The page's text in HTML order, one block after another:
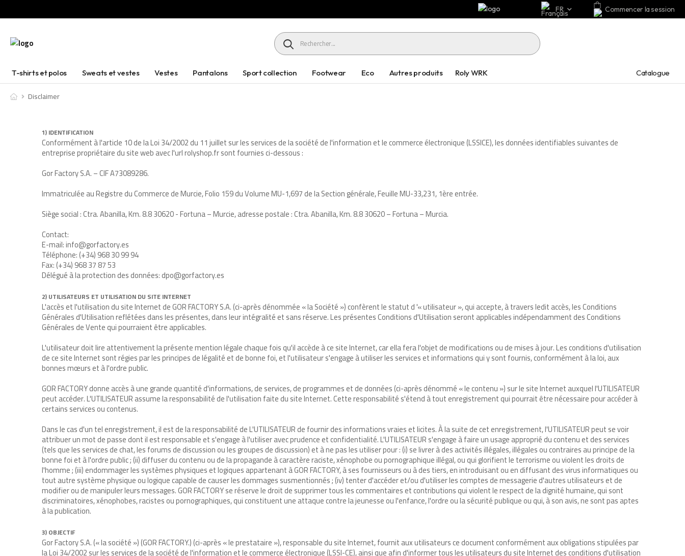
FR Commencer la session
HEADER SEARCH BUTTON
T-shirts et polos Sweats et vestes Vestes Pantalons Sport collection Footwear Eco Autres produits Roly WRK Catalogue
Disclaimer
1) IDENTIFICATION
Conformément à l'article 10 de la Loi 34/2002 du 11 juillet sur les services de la société de l'information et le commerce électronique (LSSICE), les données identifiables suivantes de
entreprise propriétaire du site web avec l'url rolyshop.fr sont fournies ci-dessous :
Gor Factory S.A. – CIF A73089286.
Immatriculée au Registre du Commerce de Murcie, Folio 159 du Volume MU-1,697 de la Section générale, Feuille MU-33,231, 1ère entrée.
Siège social : Ctra. Abanilla, Km. 8.8 30620 - Fortuna – Murcie, adresse postale : Ctra. Abanilla, Km. 8.8 30620 – Fortuna – Murcia.
Contact:
E-mail: info@gorfactory.es
Téléphone: (+34) 968 30 99 94
Fax: (+34) 968 37 87 53
Délégué à la protection des données: dpo@gorfactory.es
2) UTILISATEURS ET UTILISATION DU SITE INTERNET
L'accès et l'utilisation du site Internet de GOR FACTORY S.A. (ci-après dénommée « la Société ») confèrent le statut d '« utilisateur », qui accepte, à travers ledit accès, les Conditions
Générales d'Utilisation reflétées dans les présentes, dans leur intégralité et sans réserve. Les présentes Conditions d'Utilisation seront applicables indépendamment des Conditions
Générales de Vente qui pourraient être applicables.
L'utilisateur doit lire attentivement la présente mention légale chaque fois qu'il accède à ce site Internet, car ella fera l'objet de modifications ou de mises à jour. Les conditions d'utilisation
de ce site Internet sont régies par les principes de légalité et de bonne foi, et l'utilisateur s'engage à utiliser les services et informations qui y sont fournis, conformément à la loi, aux
bonnes mœurs et à l'ordre public.
GOR FACTORY donne accès à une grande quantité d'informations, de services, de programmes et de données (ci-après dénommé « le contenu ») sur le site Internet auxquel l'UTILISATEUR
peut accéder. L'UTILISATEUR assume la responsabilité de l'utilisation faite du site Internet. Cette responsabilité s'étend à tout enregistrement qui pourrait être nécessaire pour accéder à
certains services ou contenus.
Dans le cas d'un tel enregistrement, il est de la responsabilité de L'UTILISATEUR de fournir des informations vraies et licites. À la suite de cet enregistrement, l'UTILISATEUR peut se voir
attribuer un mot de passe dont il est responsable et s'engage à l'utiliser avec prudence et confidentialité. L'UTILISATEUR s'engage à faire un usage approprié du contenu et des services
(tels que les services de chat, les forums de discussion ou les groupes de discussion) et à ne pas les utiliser pour : (i) se livrer à des activités illégales, illégales ou contraires au principe de la
bonne foi et à l'ordre public ; (ii) diffuser du contenu ou de la propagande à caractère raciste, xénophobe ou pornographique illégal, ou qui glorifient le terrorisme ou violent les droits de
l'homme ; (iii) endommager les systèmes physiques et logiques appartenant à GOR FACTORY, à ses fournisseurs ou à des tiers, en introduisant ou en diffusant des virus informatiques ou
tout autre système physique ou logique capable de causer les dommages susmentionnés ; (iv) tenter d'accéder et/ou d'utiliser les comptes de messagerie d'autres utilisateurs et de
modifier ou de manipuler leurs messages. GOR FACTORY se réserve le droit de supprimer tous les commentaires et contributions qui violent le respect de la dignité humaine, qui sont
discriminatoires, xénophobes, racistes ou pornographiques, qui constituent une attaque contre la jeunesse ou l'enfance, l'ordre ou la sécurité publique ou qui, à son avis, ne sont pas aptes
à la publication.
3) OBJECTIF
Gor Factory S.A. (« la société ») (GOR FACTORY.) (ci-après « le prestataire »), responsable du site Internet, fournit aux utilisateurs ce document conformément aux obligations stipulées par
la Loi 34/2002 sur les services de la société de l'information et le commerce électronique (LSSI-CE), ainsi que afin d'informer tous les utilisateurs du site Internet des conditions d'utilisation